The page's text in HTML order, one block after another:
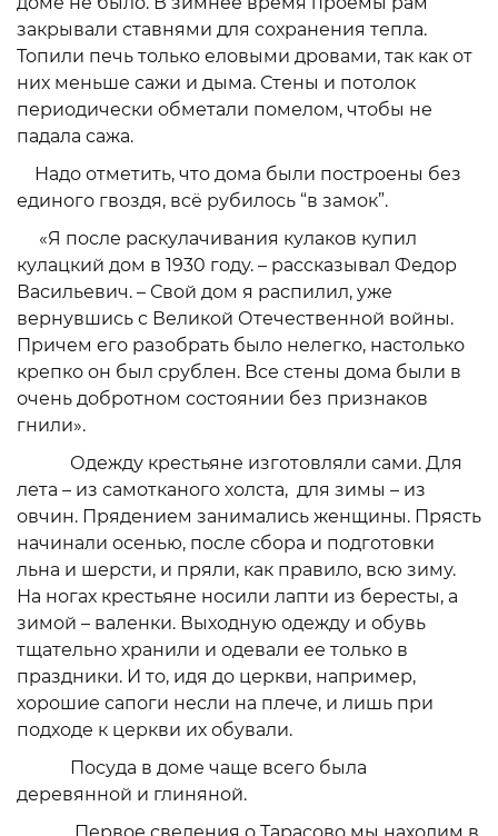
закрывали ставнями для сохранения тепла.
Топили печь только еловыми дровами, так как от
них меньше сажи и дыма. Стены и потолок
периодически обметали помелом, чтобы не
падала сажа.
Надо отметить, что дома были построены без
единого гвоздя, всё рубилось “в замок”.
«Я после раскулачивания кулаков купил
кулацкий дом в 1930 году. – рассказывал Федор
Васильевич. – Свой дом я распилил, уже
вернувшись с Великой Отечественной войны.
Причем его разобрать было нелегко, настолько
крепко он был срублен. Все стены дома были в
очень добротном состоянии без признаков
гнили».
Одежду крестьяне изготовляли сами. Для
лета – из самотканого холста, для зимы – из
овчин. Прядением занимались женщины. Прясть
начинали осенью, после сбора и подготовки
льна и шерсти, и пряли, как правило, всю зиму.
На ногах крестьяне носили лапти из бересты, а
зимой – валенки. Выходную одежду и обувь
тщательно хранили и одевали ее только в
праздники. И то, идя до церкви, например,
хорошие сапоги несли на плече, и лишь при
подходе к церкви их обували.
Посуда в доме чаще всего была
деревянной и глиняной.